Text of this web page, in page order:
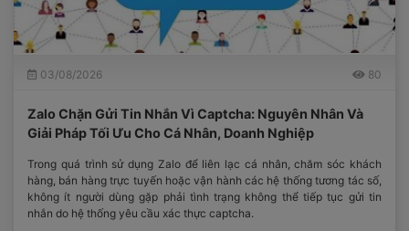
03/08/2026 80
Zalo Chặn Gửi Tin Nhắn Vì Captcha: Nguyên Nhân Và
Giải Pháp Tối Ưu Cho Cá Nhân, Doanh Nghiệp
Trong quá trình sử dụng Zalo để liên lạc cá nhân, chăm sóc khách
hàng, bán hàng trực tuyến hoặc vận hành các hệ thống tương tác số,
không ít người dùng gặp phải tình trạng không thể tiếp tục gửi tin
nhắn do hệ thống yêu cầu xác thực captcha.